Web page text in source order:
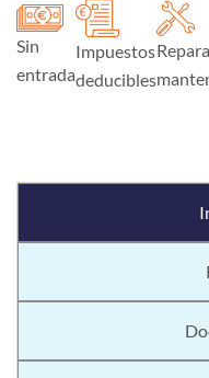
Sin
entrada
Impuestos
deducibles